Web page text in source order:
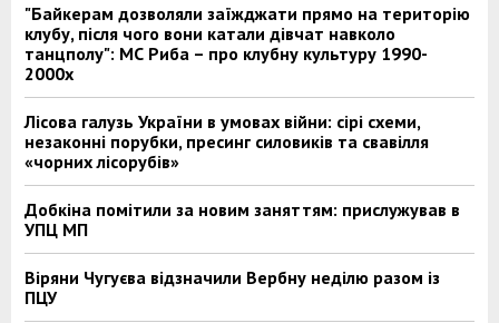
"Байкерам дозволяли заїжджати прямо на територію
клубу, після чого вони катали дівчат навколо
танцполу": МС Риба – про клубну культуру 1990-
2000х
Лісова галузь України в умовах війни: сірі схеми,
незаконні порубки, пресинг силовиків та свавілля
«чорних лісорубів»
Добкіна помітили за новим заняттям: прислужував в
УПЦ МП
Віряни Чугуєва відзначили Вербну неділю разом із
ПЦУ